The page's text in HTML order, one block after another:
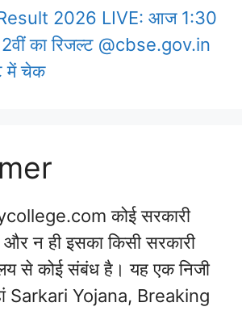
2026 LIVE: आज 1:30
का रिजल्ट @cbse.gov.in
में चेक
कोई सरकारी
और न ही इसका किसी सरकारी
से कोई संबंध है। यह एक निजी
Sarkari Yojana, Breaking